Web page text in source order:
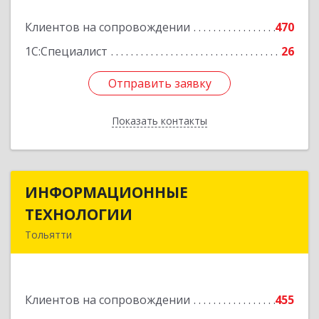
Клиентов на сопровождении
470
1С:Специалист
26
Отправить заявку
Показать контакты
Отправить заявку
Назад
ИНФОРМАЦИОННЫЕ
ТЕХНОЛОГИИ
Тольятти
Клиентов на сопровождении
455
ИНФОРМАЦИОННЫЕ
Подробнее